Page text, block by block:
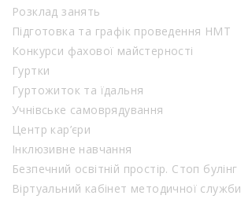
Розклад занять
Підготовка та графік проведення НМТ
Конкурси фахової майстерності
Гуртки
Гуртожиток та їдальня
Учнівське самоврядування
Центр кар’єри
Інклюзивне навчання
Безпечний освітній простір. Стоп булінг
Віртуальний кабінет методичної служби